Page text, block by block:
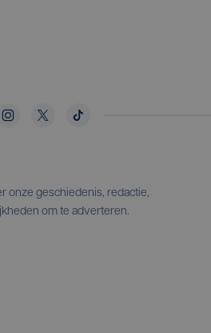
onze geschiedenis, redactie,
om te adverteren.